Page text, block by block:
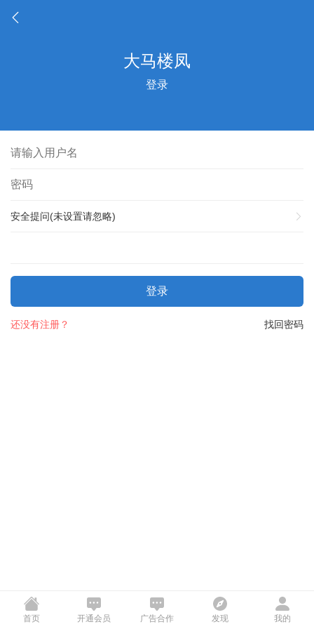
登录
安全提问(未设置请忽略)
登录
找回密码
还没有注册？
首页 开通会员 广告合作 发现 我的